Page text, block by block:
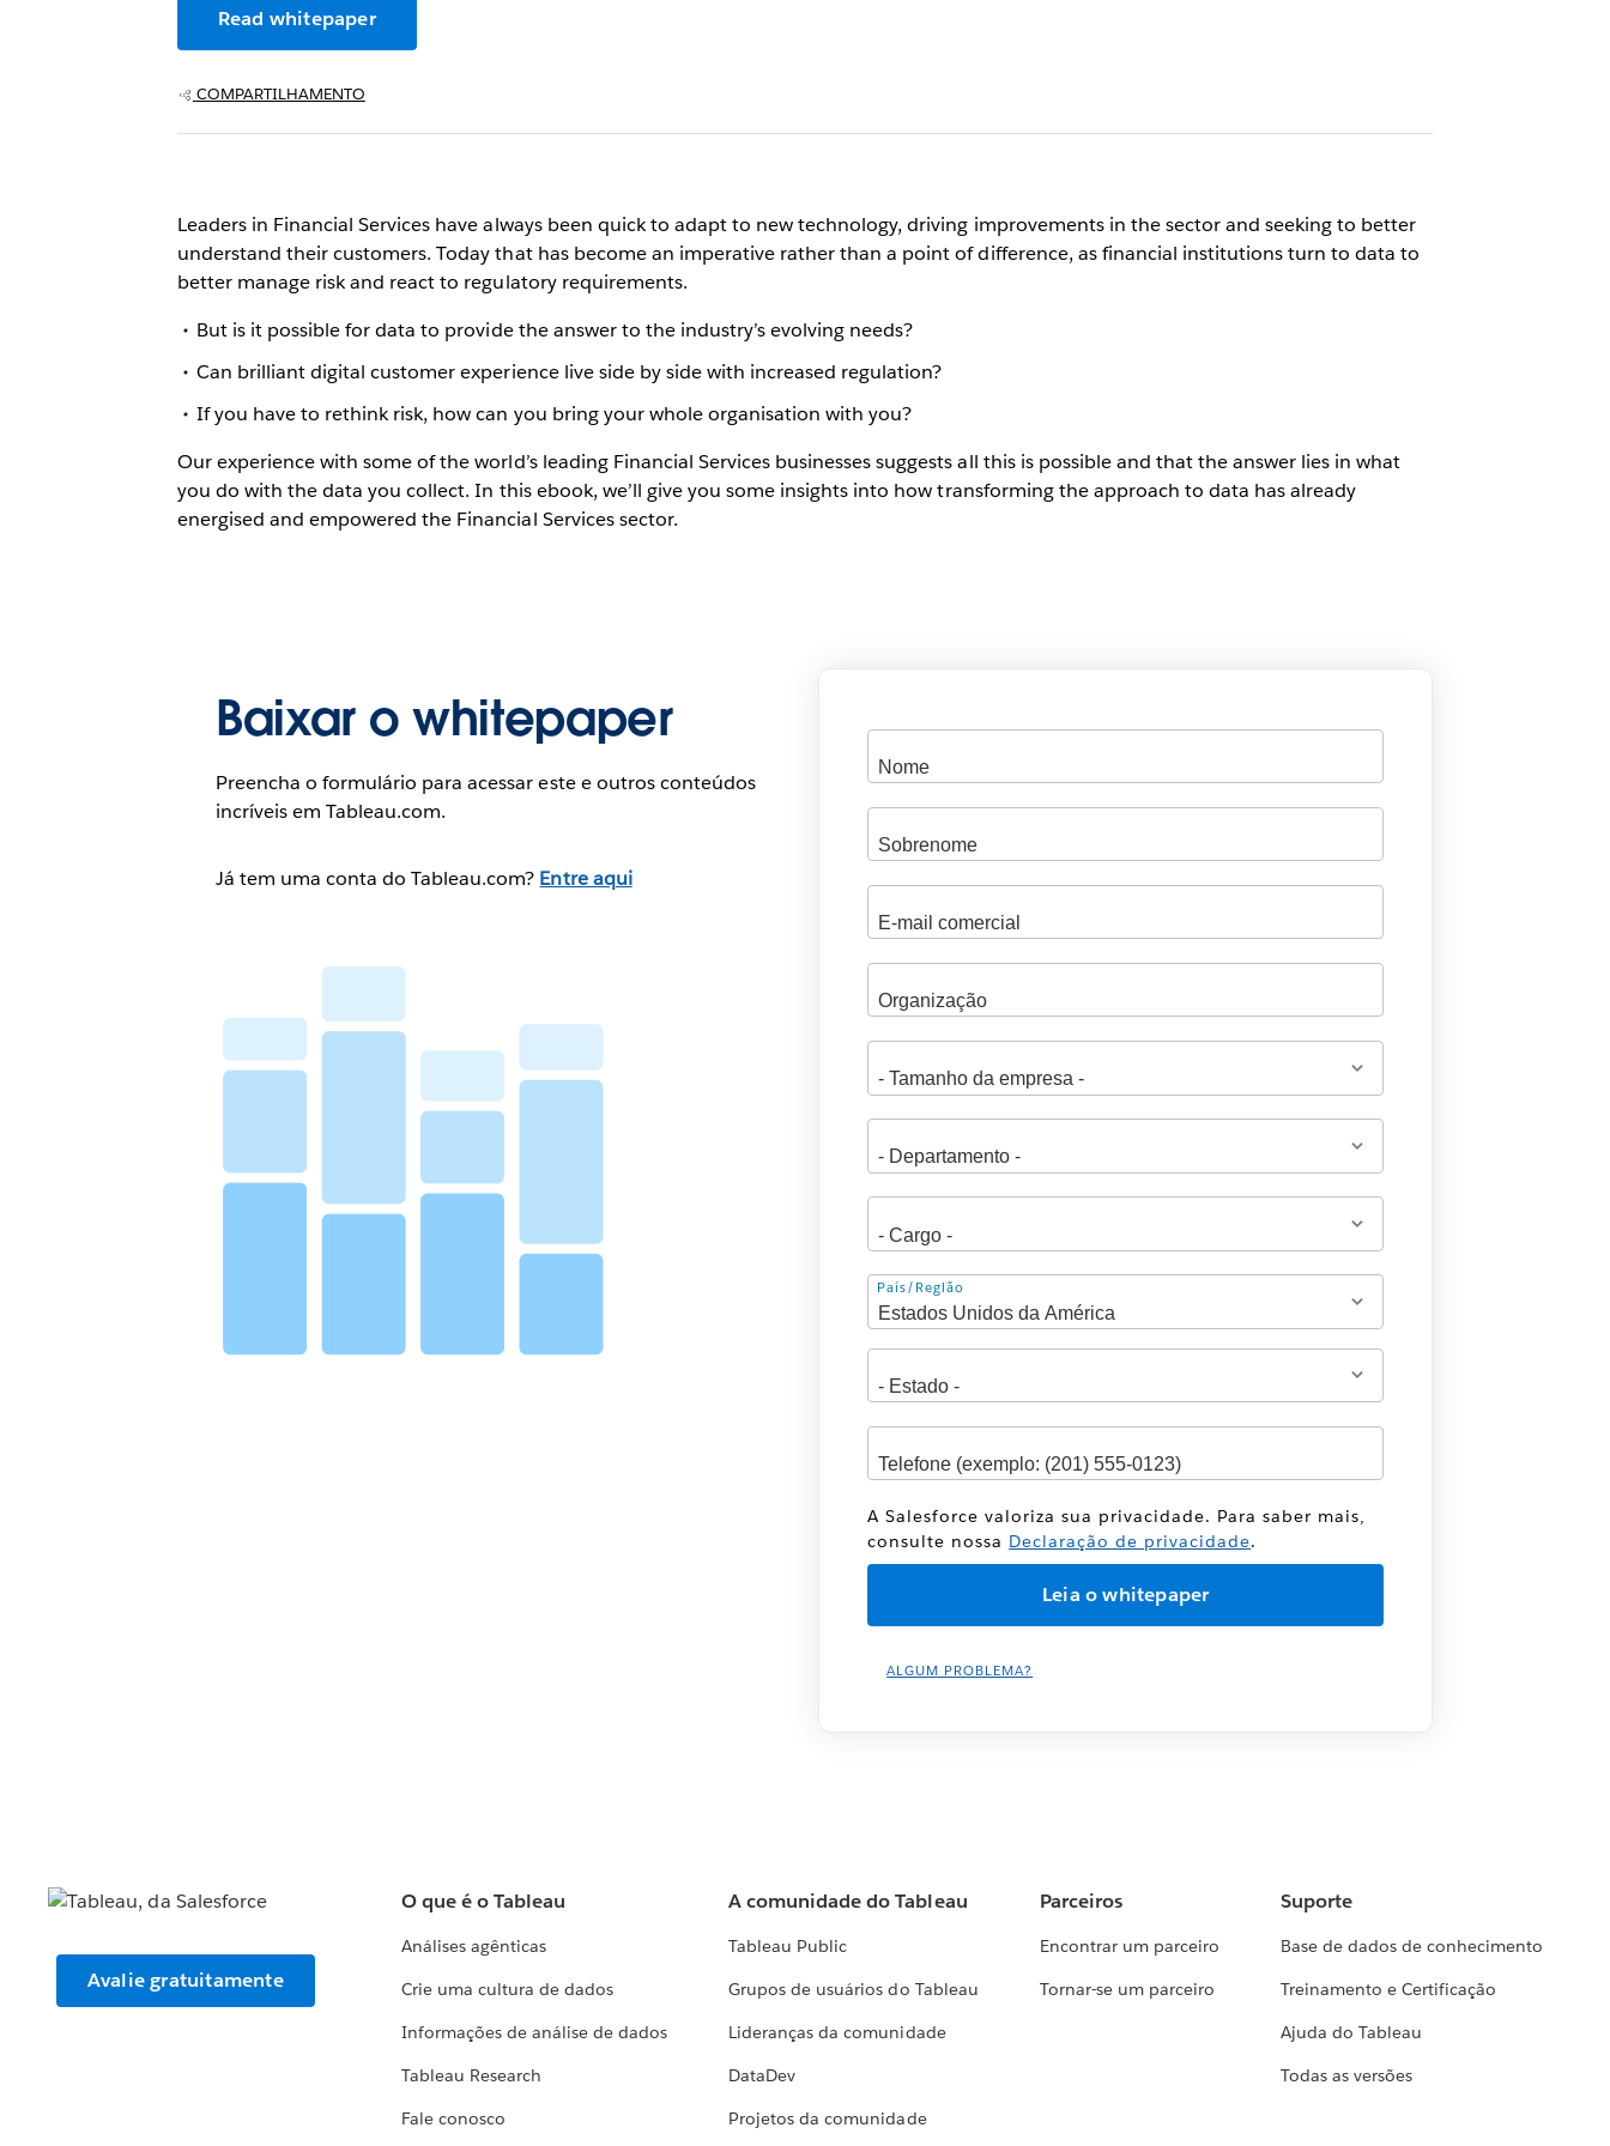
Read whitepaper
COMPARTILHAMENTO
Leaders in Financial Services have always been quick to adapt to new technology, driving improvements in the sector and seeking to better
understand their customers. Today that has become an imperative rather than a point of difference, as financial institutions turn to data to
better manage risk and react to regulatory requirements.
But is it possible for data to provide the answer to the industry’s evolving needs?
Can brilliant digital customer experience live side by side with increased regulation?
If you have to rethink risk, how can you bring your whole organisation with you?
Our experience with some of the world’s leading Financial Services businesses suggests all this is possible and that the answer lies in what
you do with the data you collect. In this ebook, we’ll give you some insights into how transforming the approach to data has already
energised and empowered the Financial Services sector.
Baixar o whitepaper
Preencha o formulário para acessar este e outros conteúdos
incríveis em Tableau.com.
Já tem uma conta do Tableau.com? Entre aqui
Endereço
País/Região
A Salesforce valoriza sua privacidade. Para saber mais,
consulte nossa Declaração de privacidade.
ALGUM PROBLEMA?
Avalie gratuitamente
O que é o Tableau
Análises agênticas
Crie uma cultura de dados
Informações de análise de dados
Tableau Research
Fale conosco
A comunidade do Tableau
Tableau Public
Grupos de usuários do Tableau
Lideranças da comunidade
DataDev
Projetos da comunidade
Parceiros
Encontrar um parceiro
Tornar-se um parceiro
Suporte
Base de dados de conhecimento
Treinamento e Certificação
Ajuda do Tableau
Todas as versões